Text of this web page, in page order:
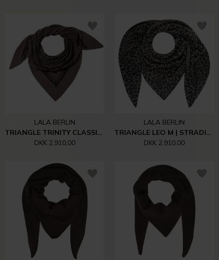
LALA BERLIN
TRIANGLE TRINITY CLASSIC | ELEPHANT
DKK 2.910,00
LALA BERLIN
TRIANGLE LEO M | STRADIVARI BLACK
DKK 2.910,00